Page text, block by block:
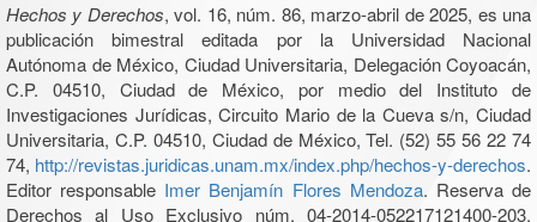
Hechos y Derechos, vol. 16, núm. 86, marzo-abril de 2025, es una
publicación bimestral editada por la Universidad Nacional
Autónoma de México, Ciudad Universitaria, Delegación Coyoacán,
C.P. 04510, Ciudad de México, por medio del Instituto de
Investigaciones Jurídicas, Circuito Mario de la Cueva s/n, Ciudad
Universitaria, C.P. 04510, Ciudad de México, Tel. (52) 55 56 22 74
74, http://revistas.juridicas.unam.mx/index.php/hechos-y-derechos.
Editor responsable Imer Benjamín Flores Mendoza. Reserva de
Derechos al Uso Exclusivo núm. 04-2014-052217121400-203,